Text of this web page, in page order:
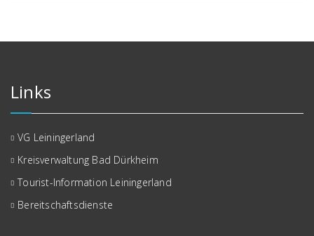
Links
VG Leiningerland
Kreisverwaltung Bad Dürkheim
Tourist-Information Leiningerland
Bereitschaftsdienste